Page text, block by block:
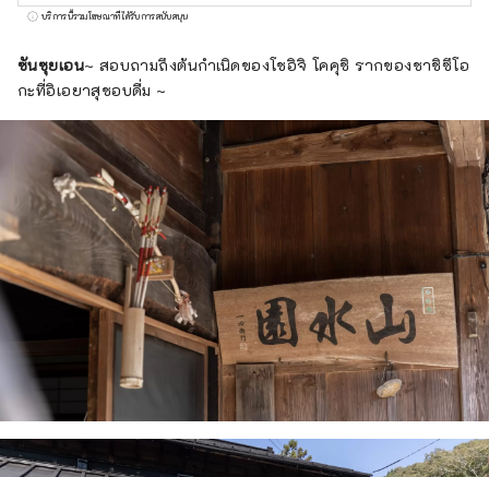
สวยงามมีให้เห็นทุกที่ สิ่งที่น่าสนใจเกี่ยวกับชาก็
ลักษณะเฉพาะของมัน ในที่สุดประเพณีการดื่มชา
ก็กลายเป็นวัฒนธรรมของ ``Suruga'' และหยั่ง
ทางปัญญาของคุณจะถูกกระตุ้นโดย ``พื้นที่ชา''
อันเป็นเอกลักษณ์ของแต่ละภูมิภาค และทิวทัศน์
ของไร่ชาและชาที่ดีที่สุดจะสร้างความบันเทิงให้
กับจิตวิญญาณของคุณ พื้นที่แห่งนี้ตั้งอยู่ระหว่าง
โตเกียวและนาโกย่า และเข้าถึงได้ง่ายมาก โดย
ใช้เวลาประมาณ 1 ชั่วโมงโดยชินคันเซ็น และ
ประมาณ 1 ชั่วโมง 40 นาทีจากโอซาก้า ทำให้
สามารถเยี่ยมชมพื้นที่นี้ร่วมกับเมืองใหญ่อื่นๆ ได้
นอกจากนี้ยังมีท่าเรือ Mt. Fuji Shimizu หนึ่งใน
ท่าเรือสำราญชั้นนำของญี่ปุ่น และสนามบิน Mt.
Fuji Shizuoka ทำให้สะดวกต่อการเข้าถึงจาก
ทั่วประเทศ 【เที่ยวชมสถานที่】 นอกจากการ
ท่องเที่ยวแบบผจญภัยที่จะพาคุณไปรอบๆ ภูมิภาค
ที่ผลิตชาโดยใช้จักรยานที่มีผลกระทบต่อสิ่ง
บริการนี้รวมโฆษณาที่ได้รับการสนับสนุน
ซันซุยเอน~ สอบถามถึงต้นกำเนิดของโชอิจิ โคคุชิ รากของชาชิซึโอ
กะที่อิเอยาสุชอบดื่ม ~